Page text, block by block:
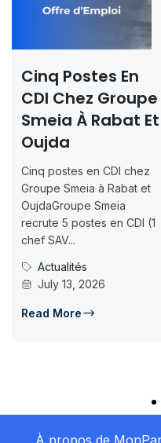
Cinq Postes En
CDI Chez Groupe
Smeia À Rabat Et
Oujda
Cinq postes en CDI chez
Groupe Smeia à Rabat et
OujdaGroupe Smeia
recrute 5 postes en CDI (1
chef SAV...
Actualités
July 13, 2026
Read More